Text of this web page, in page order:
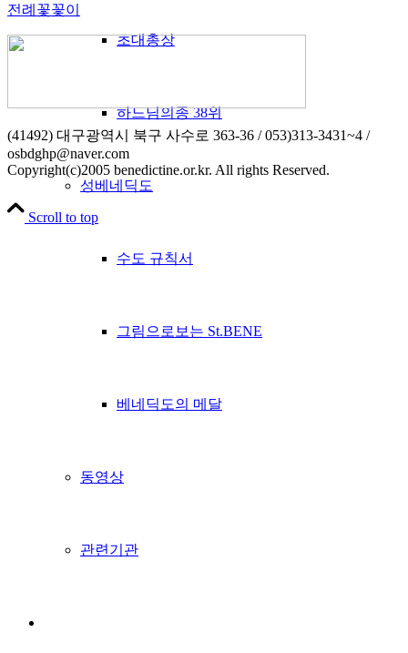
초대총장
하느님의종 38위
성베네딕도
수도 규칙서
그림으로보는 St.BENE
베네딕도의 메달
동영상
관련기관
전례꽃꽃이
(41492) 대구광역시 북구 사수로 363-36 / 053)313-3431~4 /
osbdghp@naver.com
Copyright(c)2005 benedictine.or.kr. All rights Reserved.
Scroll to top